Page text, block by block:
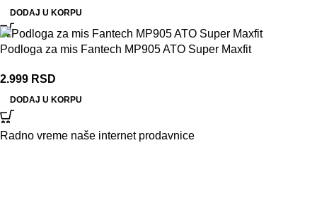
DODAJ U KORPU
Podloga za mis Fantech MP905 ATO Super Maxfit
2.999 RSD
DODAJ U KORPU
Radno vreme naše internet prodavnice